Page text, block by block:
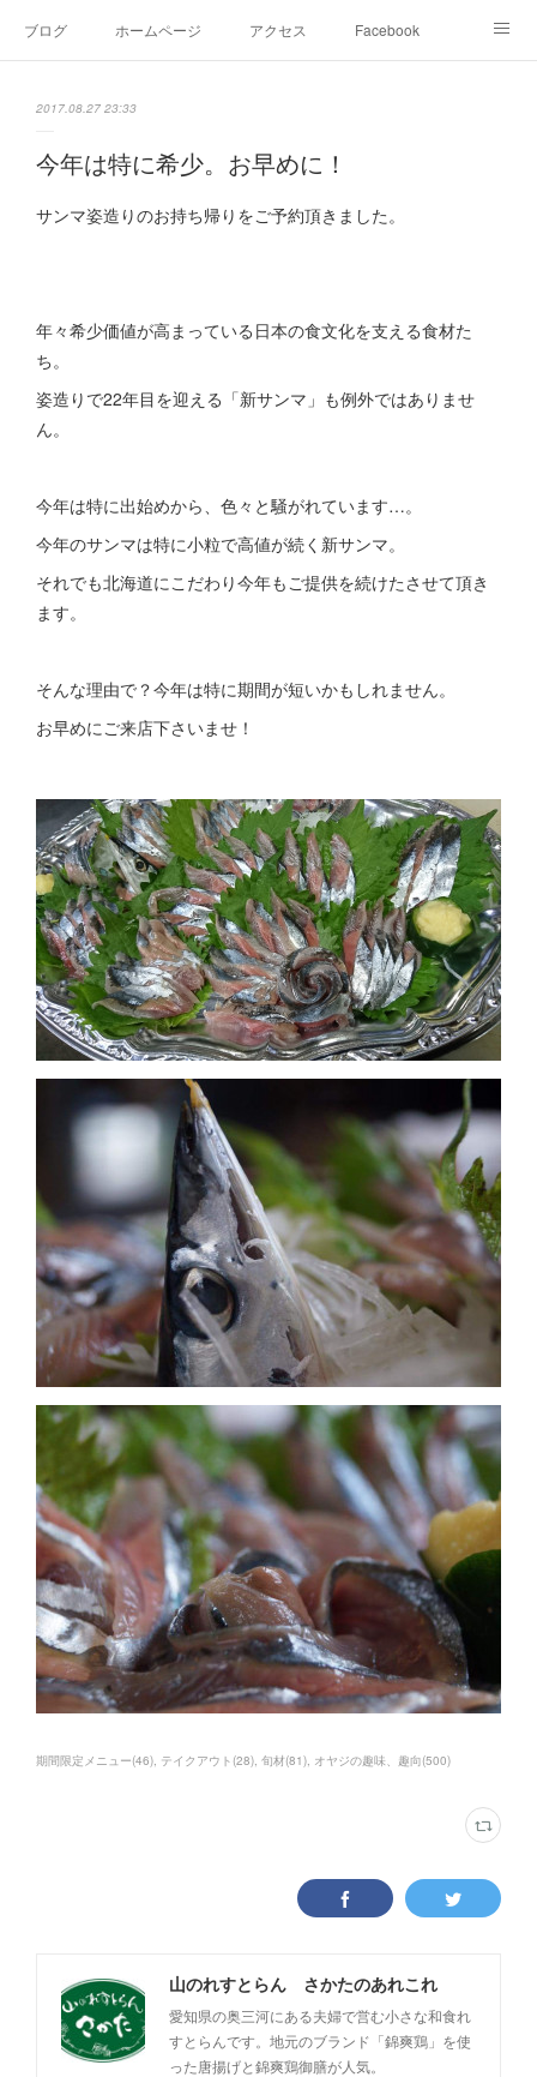
ブログ ホームページ アクセス Facebook
2017.08.27 23:33
今年は特に希少。お早めに！
サンマ姿造りのお持ち帰りをご予約頂きました。
年々希少価値が高まっている日本の食文化を支える食材た
ち。
姿造りで22年目を迎える「新サンマ」も例外ではありませ
ん。
今年は特に出始めから、色々と騒がれています…。
今年のサンマは特に小粒で高値が続く新サンマ。
それでも北海道にこだわり今年もご提供を続けたさせて頂き
ます。
そんな理由で？今年は特に期間が短いかもしれません。
お早めにご来店下さいませ！
期間限定メニュー(46) テイクアウト (28) 旬材(81) オヤジの趣味、趣向(500)
山のれすとらん さかたのあれこれ
愛知県の奥三河にある夫婦で営む小さな和食れ
すとらんです。地元のブランド「錦爽鶏」を使
った唐揚げと錦爽鶏御膳が人気。